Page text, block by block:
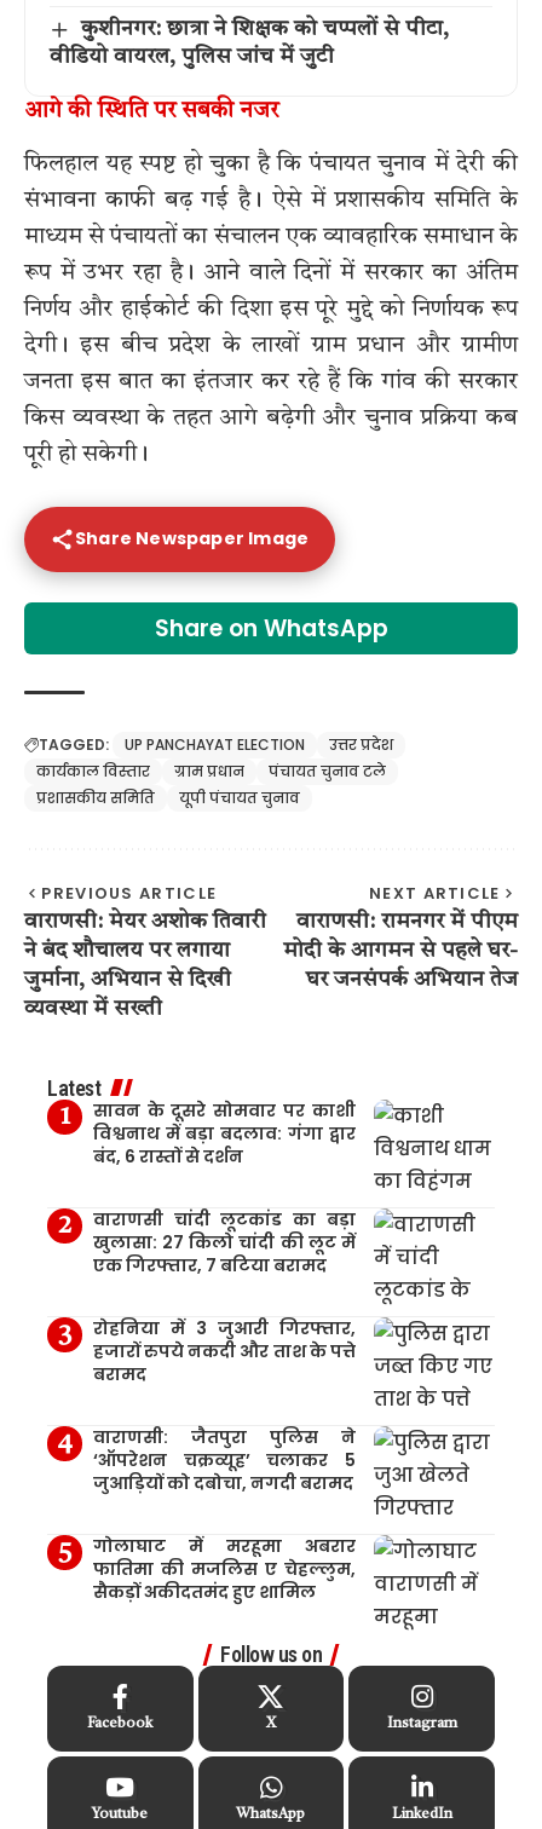
कुशीनगर: छात्रा ने शिक्षक को चप्पलों से पीटा,
वीडियो वायरल, पुलिस जांच में जुटी
आगे की स्थिति पर सबकी नजर
फिलहाल यह स्पष्ट हो चुका है कि पंचायत चुनाव में देरी की
संभावना काफी बढ़ गई है। ऐसे में प्रशासकीय समिति के
माध्यम से पंचायतों का संचालन एक व्यावहारिक समाधान के
रूप में उभर रहा है। आने वाले दिनों में सरकार का अंतिम
निर्णय और हाईकोर्ट की दिशा इस पूरे मुद्दे को निर्णायक रूप
देगी। इस बीच प्रदेश के लाखों ग्राम प्रधान और ग्रामीण
जनता इस बात का इंतजार कर रहे हैं कि गांव की सरकार
किस व्यवस्था के तहत आगे बढ़ेगी और चुनाव प्रक्रिया कब
पूरी हो सकेगी।
Share Newspaper Image
Share on WhatsApp
TAGGED: UP PANCHAYAT ELECTION
उत्तर प्रदेश
कार्यकाल विस्तार
ग्राम प्रधान
पंचायत चुनाव टले
प्रशासकीय समिति
यूपी पंचायत चुनाव
PREVIOUS ARTICLE
वाराणसी: मेयर अशोक तिवारी
ने बंद शौचालय पर लगाया
जुर्माना, अभियान से दिखी
व्यवस्था में सख्ती
NEXT ARTICLE
वाराणसी: रामनगर में पीएम
मोदी के आगमन से पहले घर-
घर जनसंपर्क अभियान तेज
Latest
सावन के दूसरे सोमवार पर काशी
विश्वनाथ में बड़ा बदलाव: गंगा द्वार
बंद, 6 रास्तों से दर्शन
वाराणसी चांदी लूटकांड का बड़ा
खुलासा: 27 किलो चांदी की लूट में
एक गिरफ्तार, 7 बटिया बरामद
रोहनिया में 3 जुआरी गिरफ्तार,
हजारों रुपये नकदी और ताश के पत्ते
बरामद
वाराणसी: जैतपुरा पुलिस ने
‘ऑपरेशन चक्रव्यूह’ चलाकर 5
जुआड़ियों को दबोचा, नगदी बरामद
गोलाघाट में मरहूमा अबरार
फातिमा की मजलिस ए चेहल्लुम,
सैकड़ों अकीदतमंद हुए शामिल
Follow us on
Facebook X Instagram
Youtube WhatsApp LinkedIn